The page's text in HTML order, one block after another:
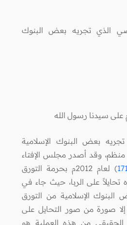
الذي تجريه بعض البنوك
على سيدنا رسول الله
بعض البنوك الإسلامية
وقد أصدر مجلس الإفتاء
171
) لعام 2012م بحرمة التورق
تحايلاً على الربا، حيث جاء في
البنوك الإسلامية من التورق
صورة من صور التحايل على
الحقيقي من هذه العملية هو